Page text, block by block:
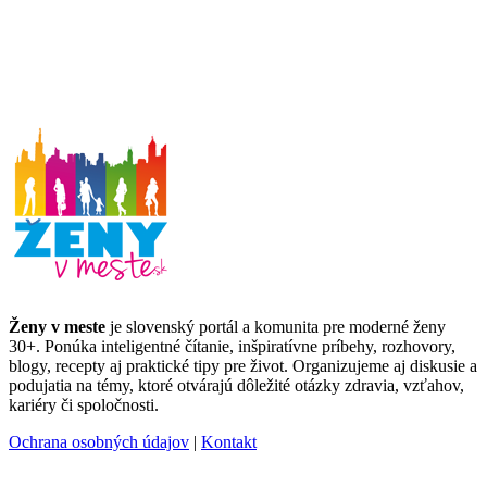
Ženy v meste je slovenský portál a komunita pre moderné ženy
30+. Ponúka inteligentné čítanie, inšpiratívne príbehy, rozhovory,
blogy, recepty aj praktické tipy pre život. Organizujeme aj diskusie a
podujatia na témy, ktoré otvárajú dôležité otázky zdravia, vzťahov,
kariéry či spoločnosti.
Ochrana osobných údajov | Kontakt